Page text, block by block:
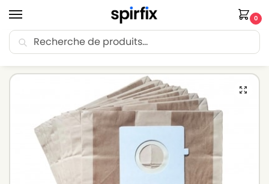
0
🚚 Livraison Point Relais offerte dès 30€ d’achat.